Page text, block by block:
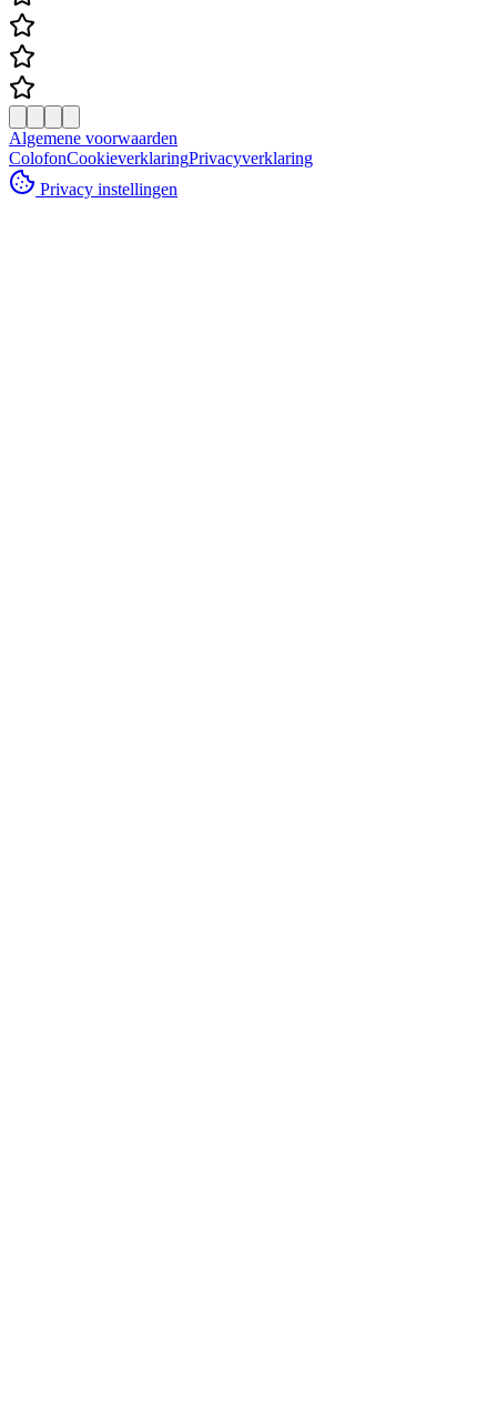
Algemene voorwaarden
ColofonCookieverklaringPrivacyverklaring
Privacy instellingen